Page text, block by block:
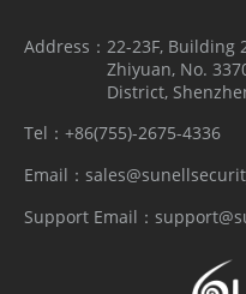
Address： 22-23F, Building
Zhiyuan, No.
District,
Tel： +86(755)-2675-4336
Email：
Support Email：